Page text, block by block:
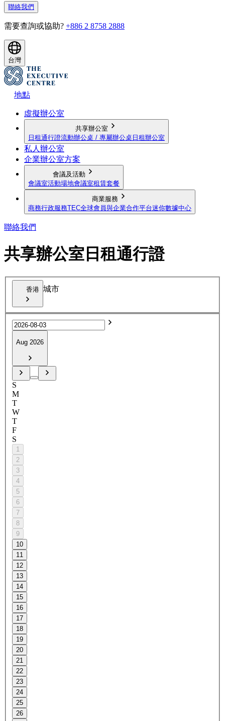
聯絡我們
需要查詢或協助? +886 2 8758 2888
台灣
地點
虛擬辦公室
共享辦公室
日租通行證流動辦公桌 / 專屬辦公桌 日租辦公室
私人辦公室
企業辦公室方案
會議及活動
會議室活動場地會議室租賃套餐
商業服務
商務行政服務TEC全球會員與企業合作平台迷你數據中心
聯絡我們
共享辦公室日租通行證
香港 城市
Aug 2026
S
M
T
W
T
F
S
1
2
3
4
5
6
7
8
9
10
11
12
13
14
15
16
17
18
19
20
21
22
23
24
25
26